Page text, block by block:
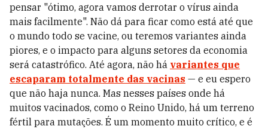
pensar "ótimo, agora vamos derrotar o vírus ainda
mais facilmente". Não dá para ficar como está até que
o mundo todo se vacine, ou teremos variantes ainda
piores, e o impacto para alguns setores da economia
será catastrófico. Até agora, não há variantes que
escaparam totalmente das vacinas — e eu espero
que não haja nunca. Mas nesses países onde há
muitos vacinados, como o Reino Unido, há um terreno
fértil para mutações. É um momento muito crítico, e é